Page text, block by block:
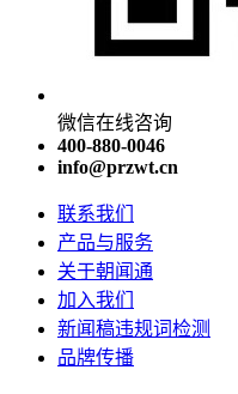
微信在线咨询
400-880-0046
info@przwt.cn
联系我们
产品与服务
关于朝闻通
加入我们
新闻稿违规词检测
品牌传播